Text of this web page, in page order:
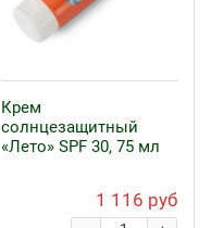
Крем
солнцезащитный
«Лето» SPF 30, 75 мл
1 116 руб